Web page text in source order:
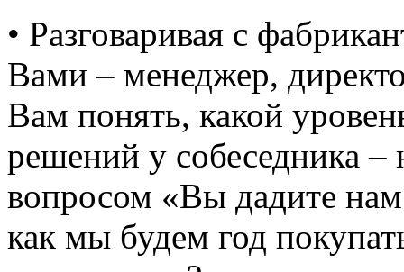
• Разговаривая с
Вами – менеджер,
Вам понять, какой
решений у собеседника
вопросом «Вы дадите нам
как мы будем год